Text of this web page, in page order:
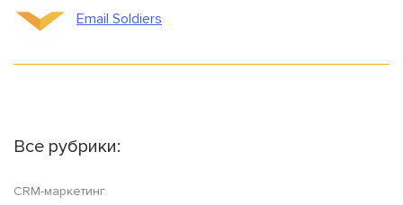
Email Soldiers
Все рубрики:
CRM-маркетинг